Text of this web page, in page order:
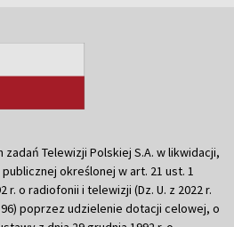
Telewizji Polskiej S.A. w likwidacji,
określonej w art. 21 ust. 1
r. o radiofonii i telewizji (Dz. U. z 2022 r.
96) poprzez udzielenie dotacji celowej, o